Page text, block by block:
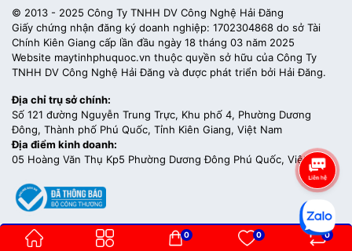
© 2013 - 2025 Công Ty TNHH DV Công Nghệ Hải Đăng
Giấy chứng nhận đăng ký doanh nghiệp: 1702304868 do sở Tài
Chính Kiên Giang cấp lần đầu ngày 18 tháng 03 năm 2025
Website maytinhphuquoc.vn thuộc quyền sở hữu của Công Ty
TNHH DV Công Nghệ Hải Đăng và được phát triển bởi Hải Đăng.
Địa chỉ trụ sở chính:
Số 121 đường Nguyễn Trung Trực, Khu phố 4, Phường Dương
Đông, Thành phố Phú Quốc, Tỉnh Kiên Giang, Việt Nam
Địa điểm kinh doanh:
05 Hoàng Văn Thụ Kp5 Phường Dương Đông Phú Quốc, Việt Nam
0 0 0